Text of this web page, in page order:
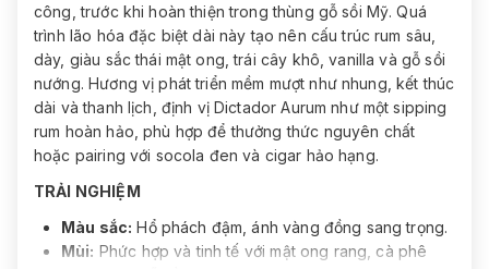
công, trước khi hoàn thiện trong thùng gỗ sồi Mỹ. Quá
trình lão hóa đặc biệt dài này tạo nên cấu trúc rum sâu,
dày, giàu sắc thái mật ong, trái cây khô, vanilla và gỗ sồi
nướng. Hương vị phát triển mềm mượt như nhung, kết thúc
dài và thanh lịch, định vị Dictador Aurum như một sipping
rum hoàn hảo, phù hợp để thưởng thức nguyên chất
hoặc pairing với socola đen và cigar hảo hạng.
TRẢI NGHIỆM
Màu sắc: Hổ phách đậm, ánh vàng đồng sang trọng.
Mùi: Phức hợp và tinh tế với mật ong rang, cà phê